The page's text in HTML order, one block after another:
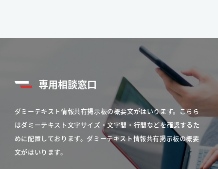
専用相談窓口
ダミーテキスト情報共有掲示板の概要文がはいります。こちら
はダミーテキスト文字サイズ・文字間・行間などを確認するた
めに配置しております。ダミーテキスト情報共有掲示板の概要
文がはいります。